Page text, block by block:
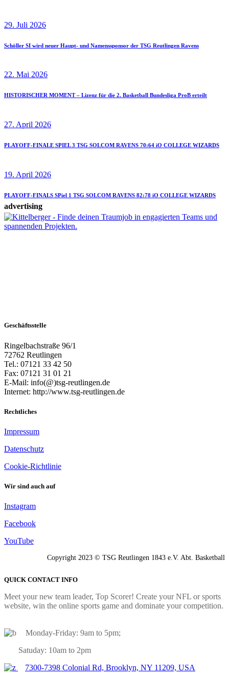
29. Juli 2026
Schöller SI wird neuer Haupt- und Namenssponsor der TSG Reutlingen Ravens
22. Mai 2026
HISTORISCHER MOMENT – Lizenz für die 2. Basketball Bundesliga ProB erteilt
27. April 2026
PLAYOFF-FINALE SPIEL 3 TSG SOLCOM RAVENS 70:64 iO COLLEGE WIZARDS
19. April 2026
PLAYOFF-FINALS SPiel 1 TSG SOLCOM RAVENS 82:78 iO COLLEGE WIZARDS
advertising
Geschäftsstelle
Ringelbachstraße 96/1
72762 Reutlingen
Tel.: 07121 33 42 50
Fax: 07121 31 01 21
E-Mail: info(@)tsg-reutlingen.de
Internet: http://www.tsg-reutlingen.de
Rechtliches
Impressum
Datenschutz
Cookie-Richtlinie
Wir sind auch auf
Instagram
Facebook
YouTube
Copyright 2023 © TSG Reutlingen 1843 e.V. Abt. Basketball
QUICK CONTACT INFO
Meet your new team leader, Top Scorer! Create your NFL or sports
website, win the online sports game and dominate your competition.
Monday-Friday: 9am to 5pm;
Satuday: 10am to 2pm
7300-7398 Colonial Rd, Brooklyn, NY 11209, USA